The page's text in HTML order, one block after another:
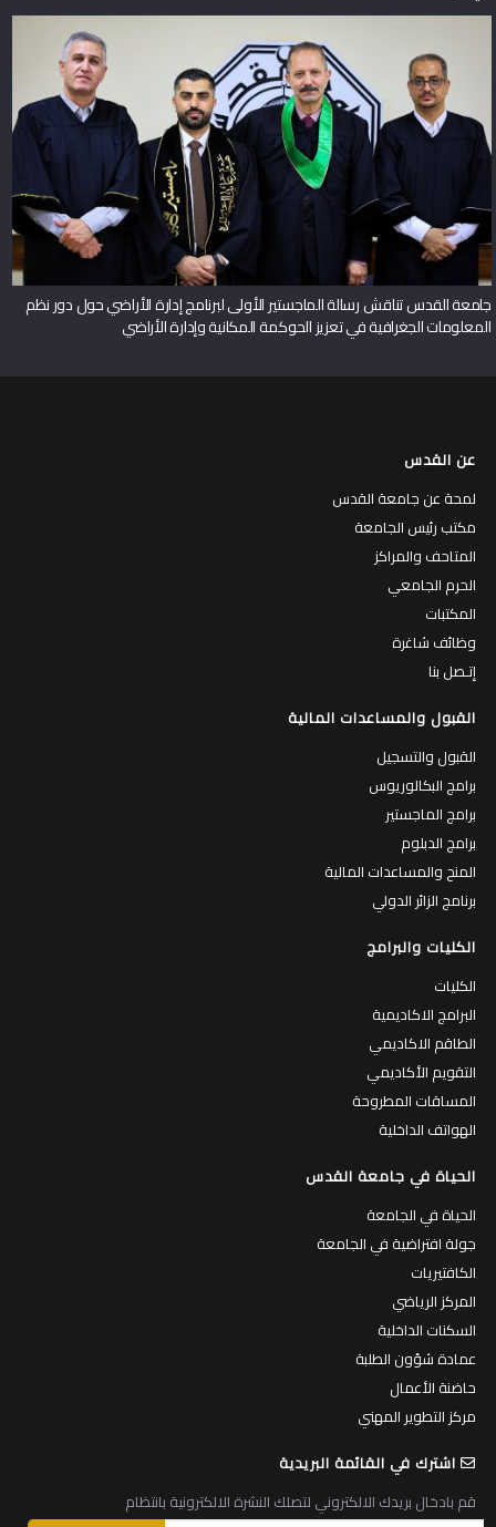
باحثون من جامعة القدس ينشرون ورقة بحثية حول حالة نادرة لالتهاب الدم الوليدي
المعلومات الجغرافية في تعزيز الحوكمة المكانية وإدارة الأراضي
عن القدس
لمحة عن جامعة القدس
مكتب رئيس الجامعة
المتاحف والمراكز
الحرم الجامعي
المكتبات
وظائف شاغرة
إتـصل بنا
القبول والمساعدات المالية
القبول والتسجيل
برامج البكالوريوس
برامج الماجستير
برامج الدبلوم
المنح والمساعدات المالية
برنامج الزائر الدولي
الكليات والبرامج
الكليات
البرامج الاكاديمية
الطاقم الاكاديمي
التقويم الأكاديمي
المساقات المطروحة
الهواتف الداخلية
الحياة في جامعة القدس
الحياة في الجامعة
جولة افتراضية في الجامعة
الكافتيريات
المركز الرياضي
السكنات الداخلية
عمادة شؤون الطلبة
حاضنة الأعمال
مركز التطوير المهني
اشترك في القائمة البريدية